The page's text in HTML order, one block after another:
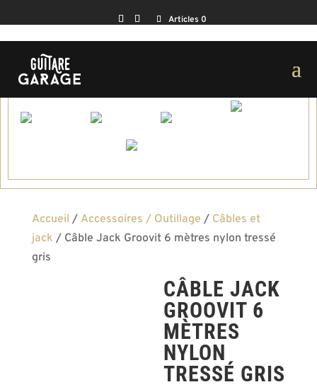
Articles 0
Accueil / Accessoires / Outillage / Câbles et
jack / Câble Jack Groovit 6 mètres nylon tressé
gris
CÂBLE JACK
GROOVIT 6
MÈTRES
NYLON
TRESSÉ GRIS